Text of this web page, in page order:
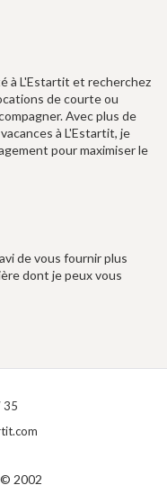
à L'Estartit et recherchez
de courte ou
Avec plus de
à L'Estartit, je
pour maximiser le
de vous fournir plus
dont je peux vous
2002
35